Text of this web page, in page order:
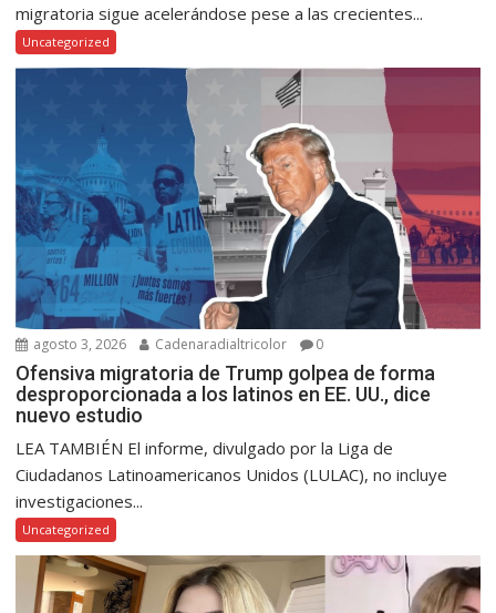
migratoria sigue acelerándose pese a las crecientes...
Uncategorized
agosto 3, 2026 Cadenaradialtricolor 0
Ofensiva migratoria de Trump golpea de forma
desproporcionada a los latinos en EE. UU., dice
nuevo estudio
LEA TAMBIÉN El informe, divulgado por la Liga de
Ciudadanos Latinoamericanos Unidos (LULAC), no incluye
investigaciones...
Uncategorized